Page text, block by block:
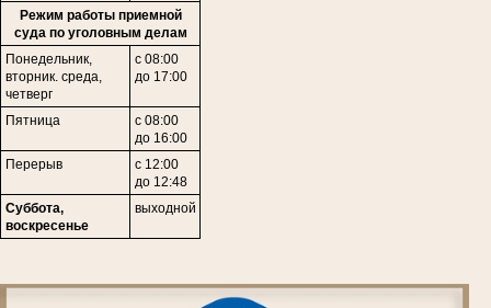
Режим работы приемной
суда по уголовным делам
Понедельник,
вторник. среда,
четверг
с 08:00
до 17:00
Пятница
с 08:00
до 16:00
Перерыв
с 12:00
до 12:48
Суббота,
воскресенье
выходной